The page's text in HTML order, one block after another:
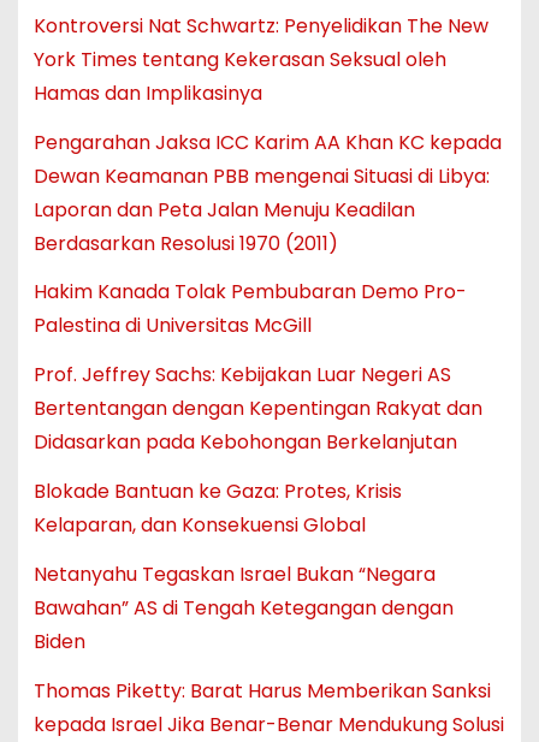
Kontroversi Nat Schwartz: Penyelidikan The New
York Times tentang Kekerasan Seksual oleh
Hamas dan Implikasinya
Pengarahan Jaksa ICC Karim AA Khan KC kepada
Dewan Keamanan PBB mengenai Situasi di Libya:
Laporan dan Peta Jalan Menuju Keadilan
Berdasarkan Resolusi 1970 (2011)
Hakim Kanada Tolak Pembubaran Demo Pro-
Palestina di Universitas McGill
Prof. Jeffrey Sachs: Kebijakan Luar Negeri AS
Bertentangan dengan Kepentingan Rakyat dan
Didasarkan pada Kebohongan Berkelanjutan
Blokade Bantuan ke Gaza: Protes, Krisis
Kelaparan, dan Konsekuensi Global
Netanyahu Tegaskan Israel Bukan “Negara
Bawahan” AS di Tengah Ketegangan dengan
Biden
Thomas Piketty: Barat Harus Memberikan Sanksi
kepada Israel Jika Benar-Benar Mendukung Solusi